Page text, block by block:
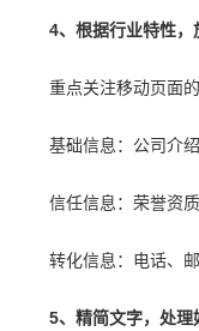
4、根据行业特性
重点关注移动页面的
基础信息：公司介绍
信任信息：荣誉资质
转化信息：电话、邮
5、精简文字，处理